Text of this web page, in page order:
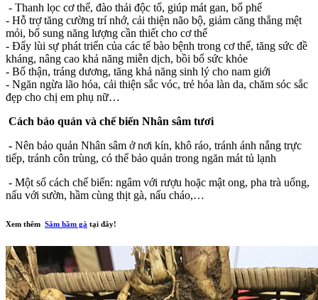
- Thanh lọc cơ thể, đào thải độc tố, giúp mát gan, bổ phế
- Hỗ trợ tăng cường trí nhớ, cải thiện não bộ, giảm căng thẳng mệt
mỏi, bổ sung năng lượng cần thiết cho cơ thể
- Đẩy lùi sự phát triển của các tế bào bệnh trong cơ thể, tăng sức đề
kháng, nâng cao khả năng miễn dịch, bồi bổ sức khỏe
- Bổ thận, tráng dương, tăng khả năng sinh lý cho nam giới
- Ngăn ngừa lão hóa, cải thiện sắc vóc, trẻ hóa làn da, chăm sóc sắc
đẹp cho chị em phụ nữ…
Cách bảo quản và chế biến Nhân sâm tươi
- Nên bảo quản Nhân sâm ở nơi kín, khô ráo, tránh ánh nắng trực
tiếp, tránh côn trùng, có thể bảo quản trong ngăn mát tủ lạnh
- Một số cách chế biến: ngâm với rượu hoặc mật ong, pha trà uống,
nấu với sườn, hầm cùng thịt gà, nấu cháo,…
Xem thêm Sâm hầm gà tại đây!